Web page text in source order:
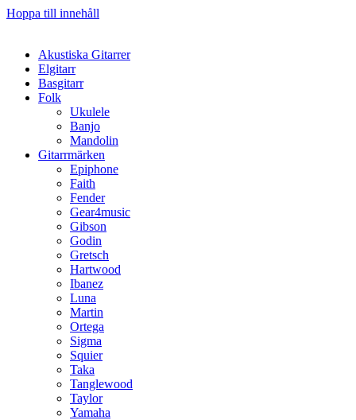
Hoppa till innehåll
Akustiska Gitarrer
Elgitarr
Basgitarr
Folk
Ukulele
Banjo
Mandolin
Gitarrmärken
Epiphone
Faith
Fender
Gear4music
Gibson
Godin
Gretsch
Hartwood
Ibanez
Luna
Martin
Ortega
Sigma
Squier
Taka
Tanglewood
Taylor
Yamaha